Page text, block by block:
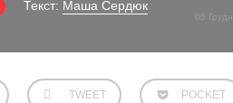
Текст: Маша Сердюк
05
TWEET POCKET